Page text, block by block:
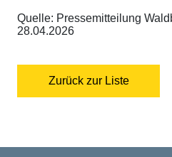
Quelle: Pressemitteilung
28.04.2026
Zurück zur Liste